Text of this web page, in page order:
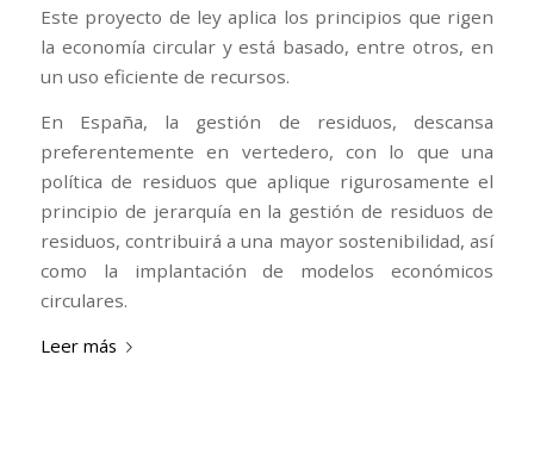
Este proyecto de ley aplica los principios que rigen
la economía circular y está basado, entre otros, en
un uso eficiente de recursos.
En España, la gestión de residuos, descansa
preferentemente en vertedero, con lo que una
política de residuos que aplique rigurosamente el
principio de jerarquía en la gestión de residuos de
residuos, contribuirá a una mayor sostenibilidad, así
como la implantación de modelos económicos
circulares.
Leer más